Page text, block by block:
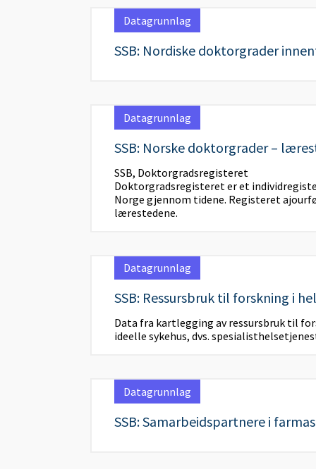
Datagrunnlag
SSB: Nordiske doktorgrader
Datagrunnlag
SSB: Norske doktorgrader –
SSB, Doktorgradsregisteret
Doktorgradsregisteret er et
Norge gjennom tidene. Registeret
lærestedene.
Datagrunnlag
SSB: Ressursbruk til forskning i
Data fra kartlegging av ressursbruk til
ideelle sykehus, dvs.
Datagrunnlag
SSB: Samarbeidspartnere i